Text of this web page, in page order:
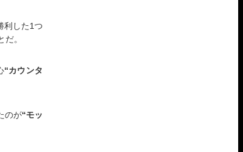
利した1つ
。
“カウンタ
のが“モッ